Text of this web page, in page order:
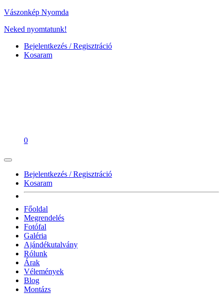
Vászonkép Nyomda
Neked nyomtatunk!
Bejelentkezés / Regisztráció
Kosaram
0
Bejelentkezés / Regisztráció
Kosaram
Főoldal
Megrendelés
Fotófal
Galéria
Ajándékutalvány
Rólunk
Árak
Vélemények
Blog
Montázs